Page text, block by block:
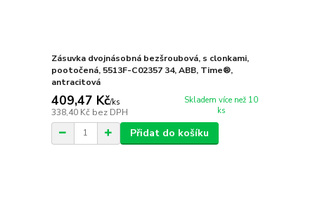
Zásuvka dvojnásobná bezšroubová, s clonkami,
pootočená, 5513F-C02357 34, ABB, Time®,
antracitová
409,47 Kč/ks
338,40 Kč bez DPH
Skladem více než 10
ks
Přidat do košíku